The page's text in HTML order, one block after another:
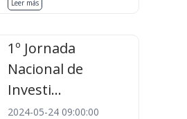
Leer más
1º Jornada
Nacional de
Investi...
2024-05-24 09:00:00